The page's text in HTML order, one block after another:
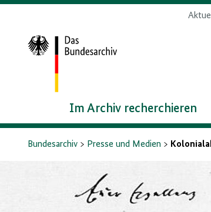
Zur
Startseite
Im Archiv recherchieren
Bundesarchiv Presse und Medien